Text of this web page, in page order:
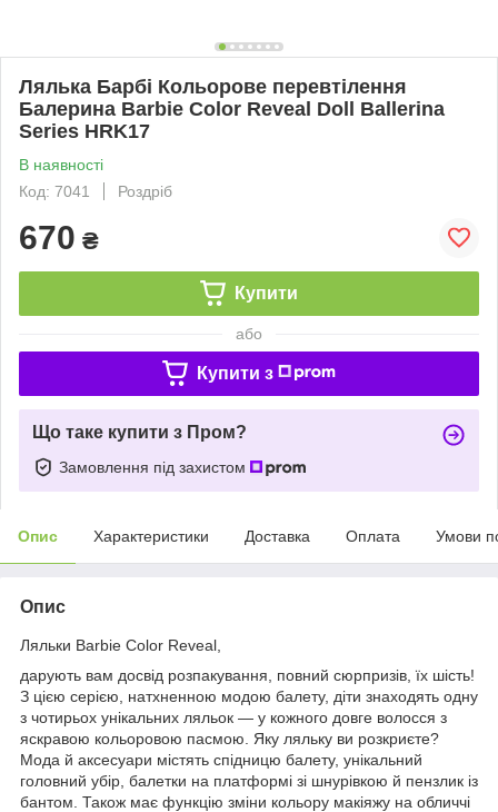
Лялька Барбі Кольорове перевтілення
Балерина Barbie Color Reveal Doll Ballerina
Series HRK17
В наявності
Код: 7041
Роздріб
670 ₴
Купити
або
Купити з
Що таке купити з Пром?
Замовлення під захистом
Опис Характеристики Доставка Оплата Умови
Опис
Ляльки Barbie Color Reveal,
дарують вам досвід розпакування, повний сюрпризів, їх шість!
З цією серією, натхненною модою балету, діти знаходять одну
з чотирьох унікальних ляльок — у кожного довге волосся з
яскравою кольоровою пасмою. Яку ляльку ви розкриєте?
Мода й аксесуари містять спідницю балету, унікальний
головний убір, балетки на платформі зі шнурівкою й пензлик із
бантом. Також має функцію зміни кольору макіяжу на обличчі